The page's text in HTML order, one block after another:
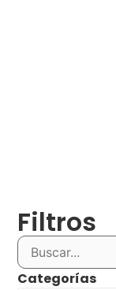
Filtros
Categorías